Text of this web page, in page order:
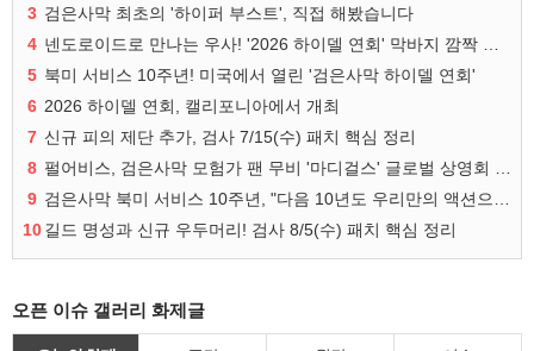
3 검은사막 최초의 '하이퍼 부스트', 직접 해봤습니다
4
5 북미 서비스 10주년! 미국에서 열린 '검은사막 하이델 연회'
6 2026 하이델 연회, 캘리포니아에서 개최
7 신규 피의 제단 추가, 검사 7/15(수) 패치 핵심 정리
8
9
10길드 명성과 신규 우두머리! 검사 8/5(수) 패치 핵심 정리
오픈 이슈 갤러리 화제글